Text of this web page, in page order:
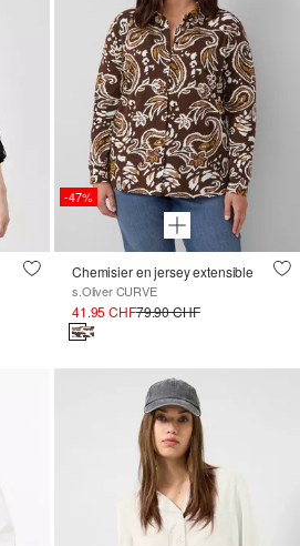
-47%
Chemisier en jersey extensible
s.Oliver CURVE
41.95 CHF79.90 CHF